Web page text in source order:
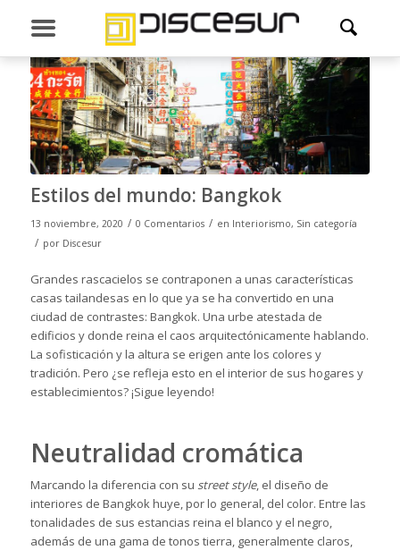
Estilos del mundo: Bangkok
13 noviembre, 2020 / 0 Comentarios / en Interiorismo, Sin categoría
/ por Discesur
Grandes rascacielos se contraponen a unas características
casas tailandesas en lo que ya se ha convertido en una
ciudad de contrastes: Bangkok. Una urbe atestada de
edificios y donde reina el caos arquitectónicamente hablando.
La sofisticación y la altura se erigen ante los colores y
tradición. Pero ¿se refleja esto en el interior de sus hogares y
establecimientos? ¡Sigue leyendo!
Neutralidad cromática
Marcando la diferencia con su street style, el diseño de
interiores de Bangkok huye, por lo general, del color. Entre las
tonalidades de sus estancias reina el blanco y el negro,
además de una gama de tonos tierra, generalmente claros,